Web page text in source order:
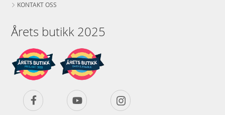
KONTAKT OSS
Årets butikk 2025